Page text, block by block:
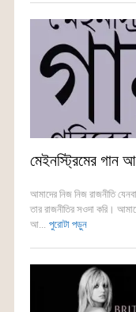
মেইনস্ট্রিমের গান
আমাদের নিজ নিজ রাজনীতি
তার রাজনীতির সওদা করি।
আ... পুরোটা পড়ুন